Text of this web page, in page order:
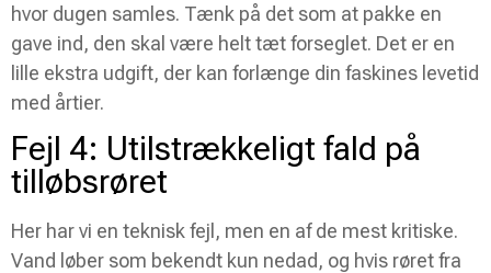
hvor dugen samles. Tænk på det som at pakke en
gave ind, den skal være helt tæt forseglet. Det er en
lille ekstra udgift, der kan forlænge din faskines levetid
med årtier.
Fejl 4: Utilstrækkeligt fald på
tilløbsrøret
Her har vi en teknisk fejl, men en af de mest kritiske.
Vand løber som bekendt kun nedad, og hvis røret fra